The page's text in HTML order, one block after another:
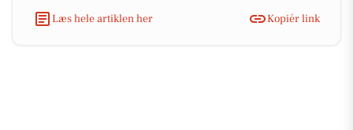
Læs hele artiklen her
Kopiér link